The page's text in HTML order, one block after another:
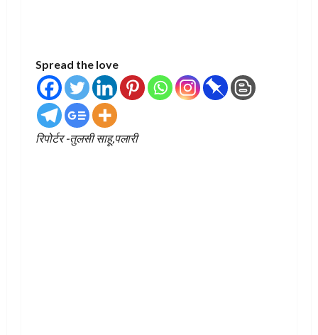
Spread the love
रिपोर्टर -तुलसी साहू,पलारी